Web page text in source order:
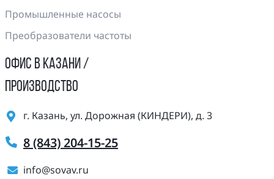
Промышленные насосы
Преобразователи частоты
ОФИС В КАЗАНИ /
ПРОИЗВОДСТВО
г. Казань, ул. Дорожная (КИНДЕРИ), д. 3
8 (843) 204-15-25
info@sovav.ru